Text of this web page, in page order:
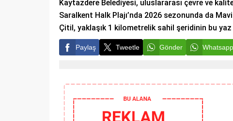
Kaytazdere Belediyesi, uluslararası çevre ve
Saralkent Halk Plajı’nda 2026 sezonunda da
Çitil, yaklaşık 1 kilometrelik sahil şeridinin bu yaz
Paylaş Tweetle Gönder